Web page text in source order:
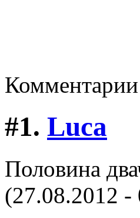
Комментарии
#1. Luca
Половина
(27.08.2012 -